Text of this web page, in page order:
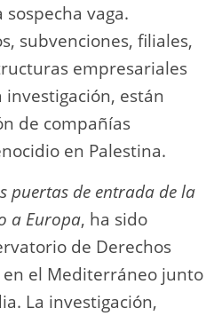
vaga.
subvenciones, filiales,
empresariales
están
de compañías
en Palestina.
puertas de entrada de la
a Europa, ha sido
de Derechos
en el Mediterráneo junto
La investigación,